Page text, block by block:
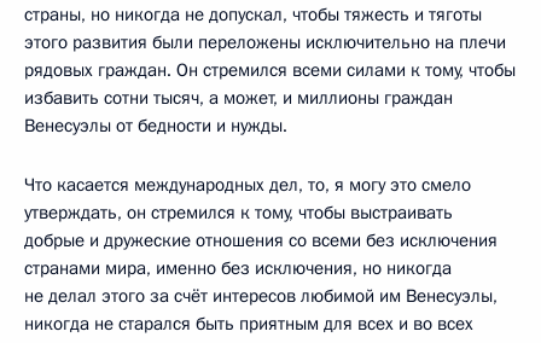
страны, но никогда не допускал, чтобы тяжесть и тяготы
этого развития были переложены исключительно на плечи
рядовых граждан. Он стремился всеми силами к тому, чтобы
избавить сотни тысяч, а может, и миллионы граждан
Венесуэлы от бедности и нужды.
Что касается международных дел, то, я могу это смело
утверждать, он стремился к тому, чтобы выстраивать
добрые и дружеские отношения со всеми без исключения
странами мира, именно без исключения, но никогда
не делал этого за счёт интересов любимой им Венесуэлы,
никогда не старался быть приятным для всех и во всех